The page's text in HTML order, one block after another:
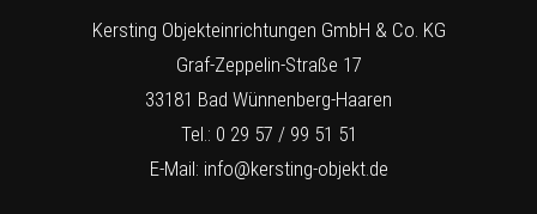
Kersting Objekteinrichtungen GmbH & Co. KG
Graf-Zeppelin-Straße 17
33181 Bad Wünnenberg-Haaren
Tel.: 0 29 57 / 99 51 51
E-Mail: info@kersting-objekt.de